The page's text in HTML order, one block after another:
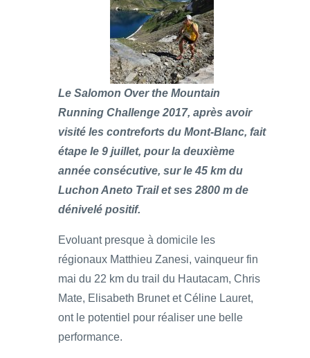
Le Salomon Over the Mountain
Running Challenge 2017, après avoir
visité les contreforts du Mont-Blanc, fait
étape le 9 juillet, pour la deuxième
année consécutive, sur le 45 km du
Luchon Aneto Trail et ses 2800 m de
dénivelé positif.
Evoluant presque à domicile les
régionaux Matthieu Zanesi, vainqueur fin
mai du 22 km du trail du Hautacam, Chris
Mate, Elisabeth Brunet et Céline Lauret,
ont le potentiel pour réaliser une belle
performance.